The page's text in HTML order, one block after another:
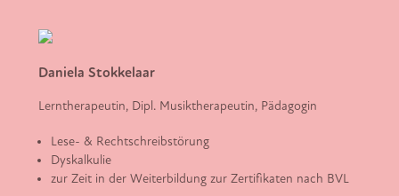
Daniela Stokkelaar
Lerntherapeutin, Dipl. Musiktherapeutin, Pädagogin
Lese- & Rechtschreibstörung
Dyskalkulie
zur Zeit in der Weiterbildung zur Zertifikaten nach BVL